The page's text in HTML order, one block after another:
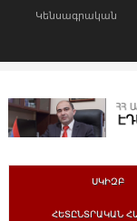
Կենսագրական
ՍԿԻԶԲ
ՀԵՏԸՆՏՐԱԿԱՆ